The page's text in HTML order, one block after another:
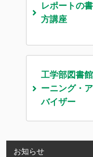
レポートの
方講座
工学部図書館
ーニング・
バイザー
お知らせ